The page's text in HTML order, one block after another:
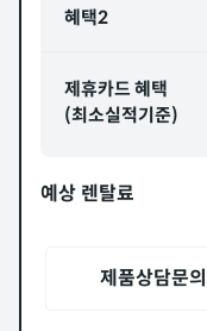
혜택2
제휴카드 혜택
(최소실적기준)
예상 렌탈료
제품상담문의